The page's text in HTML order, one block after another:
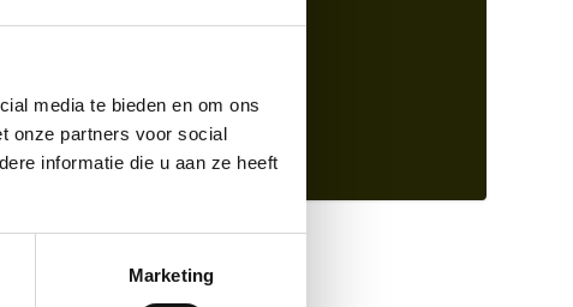
media te bieden en om ons
onze partners voor social
informatie die u aan ze heeft
Marketing
FacebookLinkedInInstagram